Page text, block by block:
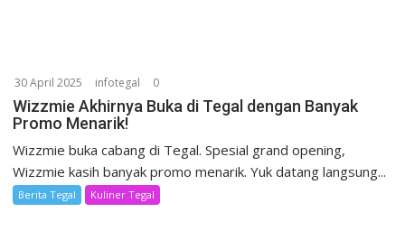
30 April 2025 infotegal 0
Wizzmie Akhirnya Buka di Tegal dengan Banyak
Promo Menarik!
Wizzmie buka cabang di Tegal. Spesial grand opening,
Wizzmie kasih banyak promo menarik. Yuk datang langsung...
Berita Tegal Kuliner Tegal